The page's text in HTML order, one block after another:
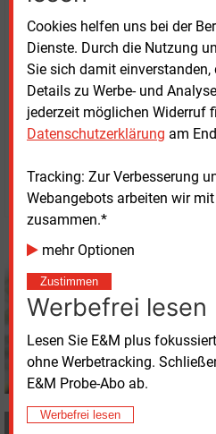
Cookies helfen uns bei der
Dienste. Durch die Nutzung
Sie sich damit einverstanden,
Details zu Werbe- und
jederzeit möglichen Widerruf
Datenschutzerklärung am
Tracking: Zur Verbesserung
Webangebots arbeiten wir
zusammen.*
mehr Optionen
Zustimmen
Werbefrei lesen
Lesen Sie E&M plus
ohne Werbetracking.
E&M Probe-Abo ab.
Werbefrei lesen
Funktionen wie Smart
Donnerstag, 7.05.2026, 11:16 Uhr
© 2026 Energie & Management GmbH